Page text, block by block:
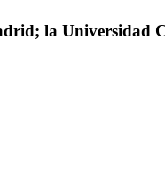
la Universidad